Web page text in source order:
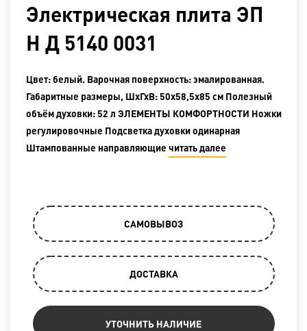
Электрическая плита ЭП
Н Д 5140 0031
Цвет: белый. Варочная поверхность: эмалированная.
Габаритные размеры, ШхГхВ: 50x58,5x85 см Полезный
объём духовки: 52 л ЭЛЕМЕНТЫ КОМФОРТНОСТИ Ножки
регулировочные Подсветка духовки одинарная
Штампованные направляющие читать далее
САМОВЫВОЗ
ДОСТАВКА
УТОЧНИТЬ НАЛИЧИЕ